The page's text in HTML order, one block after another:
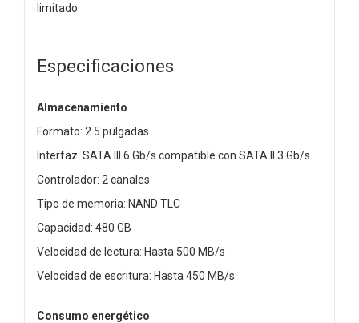
limitado
Especificaciones
Almacenamiento
Formato: 2.5 pulgadas
Interfaz: SATA III 6 Gb/s compatible con SATA II 3 Gb/s
Controlador: 2 canales
Tipo de memoria: NAND TLC
Capacidad: 480 GB
Velocidad de lectura: Hasta 500 MB/s
Velocidad de escritura: Hasta 450 MB/s
Consumo energético